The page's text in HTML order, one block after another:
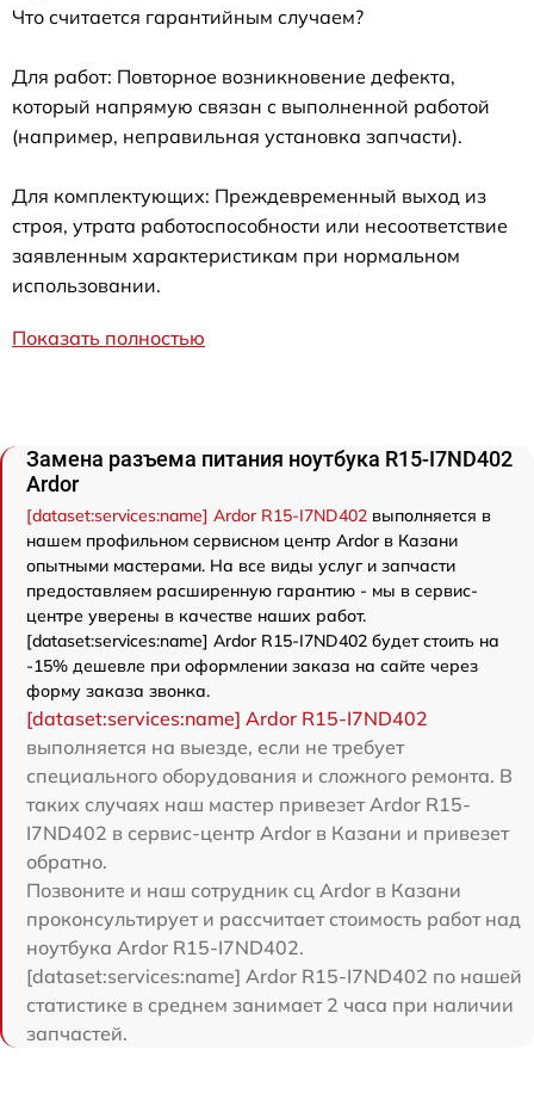
Что считается гарантийным случаем?
Для работ: Повторное возникновение дефекта,
который напрямую связан с выполненной работой
(например, неправильная установка запчасти).
Для комплектующих: Преждевременный выход из
строя, утрата работоспособности или несоответствие
заявленным характеристикам при нормальном
использовании.
Показать полностью
Замена разъема питания ноутбука R15-I7ND402
Ardor
[dataset:services:name] Ardor R15-I7ND402 выполняется в
нашем профильном сервисном центр Ardor в Казани
опытными мастерами. На все виды услуг и запчасти
предоставляем расширенную гарантию - мы в сервис-
центре уверены в качестве наших работ.
[dataset:services:name] Ardor R15-I7ND402 будет стоить на
-15% дешевле при оформлении заказа на сайте через
форму заказа звонка.
[dataset:services:name] Ardor R15-I7ND402
выполняется на выезде, если не требует
специального оборудования и сложного ремонта. В
таких случаях наш мастер привезет Ardor R15-
I7ND402 в сервис-центр Ardor в Казани и привезет
обратно.
Позвоните и наш сотрудник сц Ardor в Казани
проконсультирует и рассчитает стоимость работ над
ноутбука Ardor R15-I7ND402.
[dataset:services:name] Ardor R15-I7ND402 по нашей
статистике в среднем занимает 2 часа при наличии
запчастей.